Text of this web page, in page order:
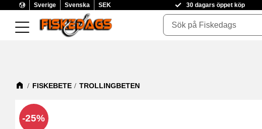
Sverige Svenska SEK 30 dagars öppet köp
FISKEBETE TROLLINGBETEN
25%